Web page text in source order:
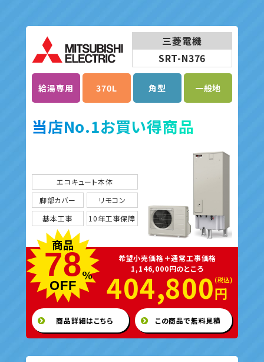
三菱電機
SRT-N376
給湯専用 370L 角型 一般地
当店No.1お買い得商品
エコキュート本体
脚部カバー
リモコン
基本工事
10年工事保障
商品
78%
OFF
希望小売価格＋通常工事価格
1,146,000円のところ
404,800円
商品詳細はこちら この商品で無料見積